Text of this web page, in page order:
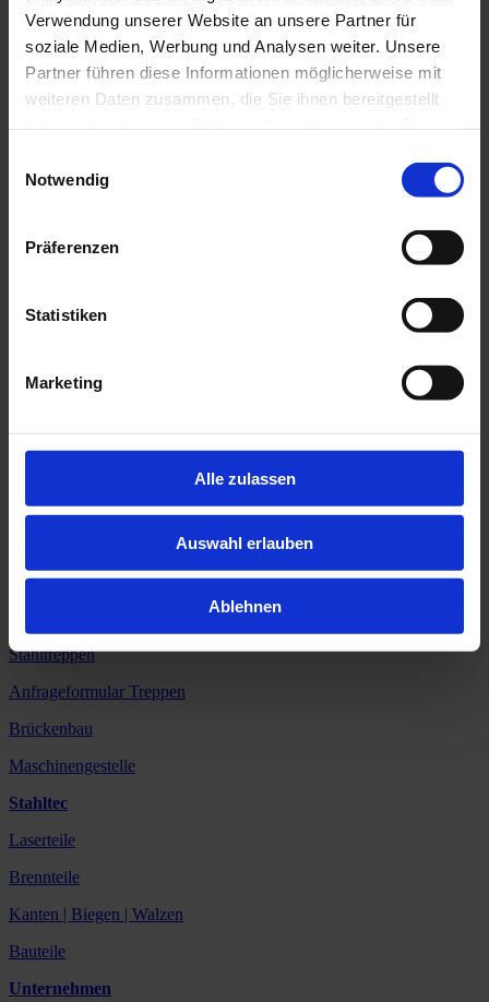
Verwendung unserer Website an unsere Partner für
soziale Medien, Werbung und Analysen weiter. Unsere
Partner führen diese Informationen möglicherweise mit
weiteren Daten zusammen, die Sie ihnen bereitgestellt
Notwendig
Präferenzen
Statistiken
Marketing
Alle zulassen
Auswahl erlauben
Ablehnen
79369 Wyhl
+49 7642 9087-0
info@BELLEAG.de
Konfigurator-Anfrageformular
Einzelbalkone
Balkone mit Treppen
Stahltreppen
Anfrageformular Treppen
Brückenbau
Maschinengestelle
Stahltec
Laserteile
Brennteile
Kanten | Biegen | Walzen
Bauteile
Unternehmen